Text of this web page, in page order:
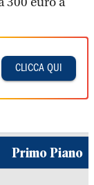
CLICCA QUI
Primo Piano